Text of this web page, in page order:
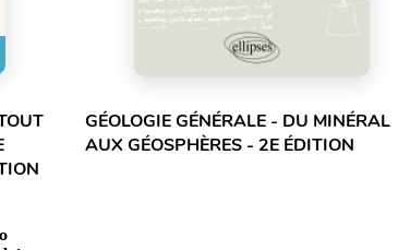
GÉOLOGIE GÉNÉRALE - DU MINÉRAL
AUX GÉOSPHÈRES - 2E ÉDITION